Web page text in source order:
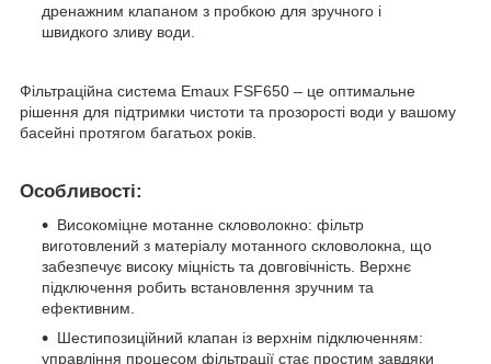
дренажним клапаном з пробкою для зручного і
швидкого зливу води.
Фільтраційна система Emaux FSF650 – це оптимальне
рішення для підтримки чистоти та прозорості води у вашому
басейні протягом багатьох років.
Особливості:
Високоміцне мотанне скловолокно: фільтр
виготовлений з матеріалу мотанного скловолокна, що
забезпечує високу міцність та довговічність. Верхнє
підключення робить встановлення зручним та
ефективним.
Шестипозиційний клапан із верхнім підключенням:
управління процесом фільтрації стає простим завдяки